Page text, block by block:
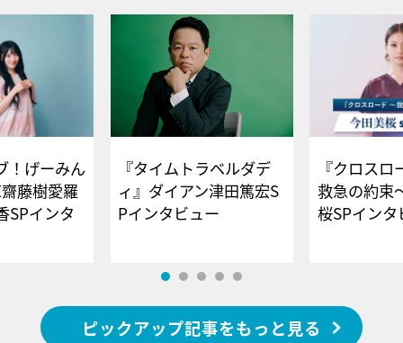
！げーみん
藤樹愛羅
SPインタ
『タイムトラベルダデ
ィ』ダイアン津田篤宏S
Pインタビュー
『クロス
救急の約束
桜SPイ
ピックアップ記事をもっと見る